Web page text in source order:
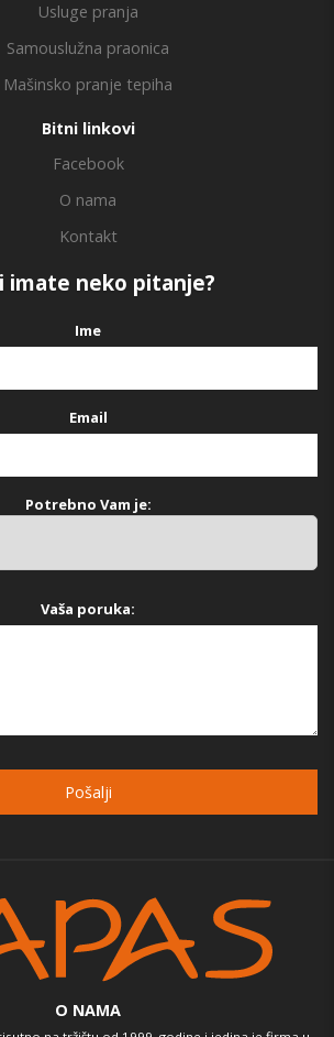
Usluge pranja
Samouslužna praonica
Mašinsko pranje tepiha
Bitni linkovi
Facebook
O nama
Kontakt
imate neko pitanje?
Ime
Email
Potrebno Vam je:
Vaša poruka:
O NAMA